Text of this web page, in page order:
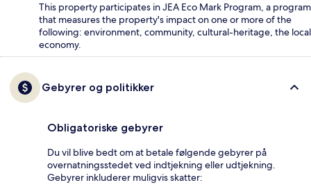
This property participates in JEA Eco Mark Program, a program
that measures the property's impact on one or more of the
following: environment, community, cultural-heritage, the local
economy.
Gebyrer og politikker
Obligatoriske gebyrer
Du vil blive bedt om at betale følgende gebyrer på
overnatningsstedet ved indtjekning eller udtjekning.
Gebyrer inkluderer muligvis skatter: